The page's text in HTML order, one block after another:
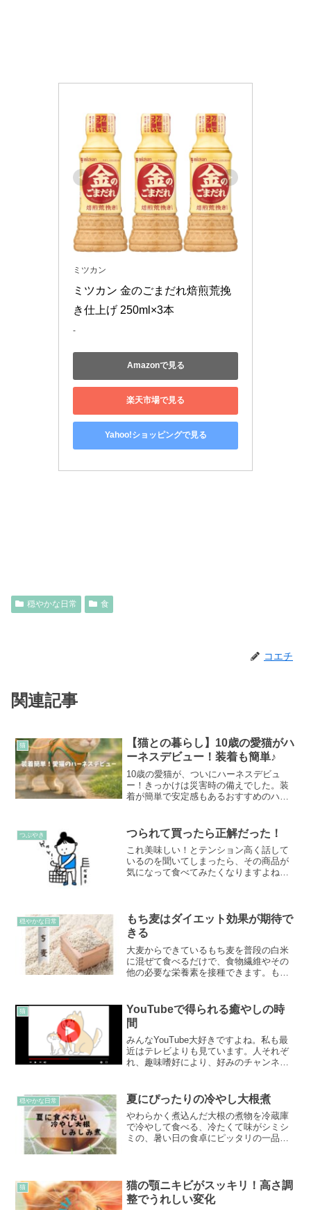
ミツカン
ミツカン 金のごまだれ焙煎荒挽
き仕上げ 250ml×3本
-
Amazonで見る
楽天市場で見る
Yahoo!ショッピングで見る
穏やかな日常 食
コエチ
関連記事
猫
【猫との暮らし】10歳の愛猫がハ
ーネスデビュー！装着も簡単♪
10歳の愛猫が、ついにハーネスデビュ
ー！きっかけは災害時の備えでした。装
着が簡単で安定感もあるおすすめのハー
楽しみ方。
つぶやき つられて買ったら正解だった！
これ美味しい！とテンション高く話して
いるのを聞いてしまったら、その商品が
気になって食べてみたくなりますよね。
穏やかな日常
もち麦はダイエット効果が期待で
きる
大麦からできているもち麦を普段の白米
に混ぜて食べるだけで、食物繊維やその
他の必要な栄養素を接種できます。もち
猫
YouTubeで得られる癒やしの時
間
みんなYouTube大好きですよね。私も最
近はテレビよりも見ています。人それぞ
れ、趣味嗜好により、好みのチャンネル
に入りのYouTubeチャンネルをご紹介さ
せてください。
穏やかな日常 夏にぴったりの冷やし大根煮
やわらかく煮込んだ大根の煮物を冷蔵庫
で冷やして食べる、冷たくて味がシミシ
ミの、暑い日の食卓にピッタリの一品で
猫
猫の顎ニキビがスッキリ！高さ調
整でうれしい変化